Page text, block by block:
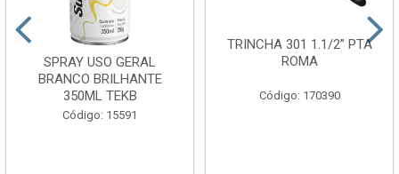
SPRAY USO GERAL
BRANCO BRILHANTE
350ML TEKB
Código: 15591
TRINCHA 301 1.1/2” PTA
ROMA
Código: 170390